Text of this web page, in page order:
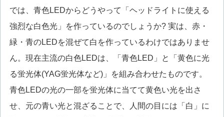
では、青色LEDからどうやって「ヘッドライトに使える
強烈な白色光」を作っているのでしょうか? 実は、赤・
緑・青のLEDを混ぜて白を作っているわけではありませ
ん。現在主流の白色LEDは、「青色LED」と「黄色に光
る蛍光体(YAG蛍光体など)」を組み合わせたものです。
青色LEDの光の一部を蛍光体に当てて黄色い光を出さ
せ、元の青い光と混ざることで、人間の目には「白」に